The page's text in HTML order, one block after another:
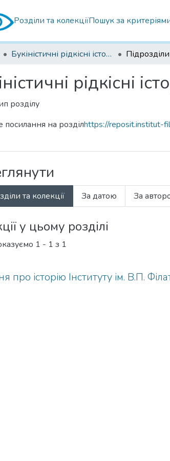
Розділи та колекціїПошук за
Букіністичні рідкісні історичні книги
рідкісні
посилання на розділhttps://reposit.institut-
та колекції За датою За
у цьому розділі
1 - 1 з 1
про історію Інституту ім. В.П.